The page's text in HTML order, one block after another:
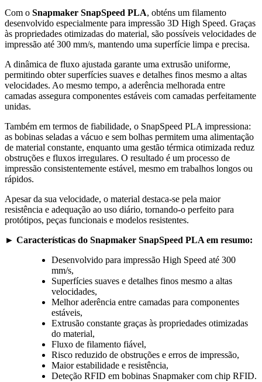
Com o Snapmaker SnapSpeed PLA, obténs um filamento
desenvolvido especialmente para impressão 3D High Speed. Graças
às propriedades otimizadas do material, são possíveis velocidades de
impressão até 300 mm/s, mantendo uma superfície limpa e precisa.
A dinâmica de fluxo ajustada garante uma extrusão uniforme,
permitindo obter superfícies suaves e detalhes finos mesmo a altas
velocidades. Ao mesmo tempo, a aderência melhorada entre
camadas assegura componentes estáveis com camadas perfeitamente
unidas.
Também em termos de fiabilidade, o SnapSpeed PLA impressiona:
as bobinas seladas a vácuo e sem bolhas permitem uma alimentação
de material constante, enquanto uma gestão térmica otimizada reduz
obstruções e fluxos irregulares. O resultado é um processo de
impressão consistentemente estável, mesmo em trabalhos longos ou
rápidos.
Apesar da sua velocidade, o material destaca-se pela maior
resistência e adequação ao uso diário, tornando-o perfeito para
protótipos, peças funcionais e modelos resistentes.
► Características do Snapmaker SnapSpeed PLA em resumo:
Desenvolvido para impressão High Speed até 300
mm/s,
Superfícies suaves e detalhes finos mesmo a altas
velocidades,
Melhor aderência entre camadas para componentes
estáveis,
Extrusão constante graças às propriedades otimizadas
do material,
Fluxo de filamento fiável,
Risco reduzido de obstruções e erros de impressão,
Maior estabilidade e resistência,
Deteção RFID em bobinas Snapmaker com chip RFID.